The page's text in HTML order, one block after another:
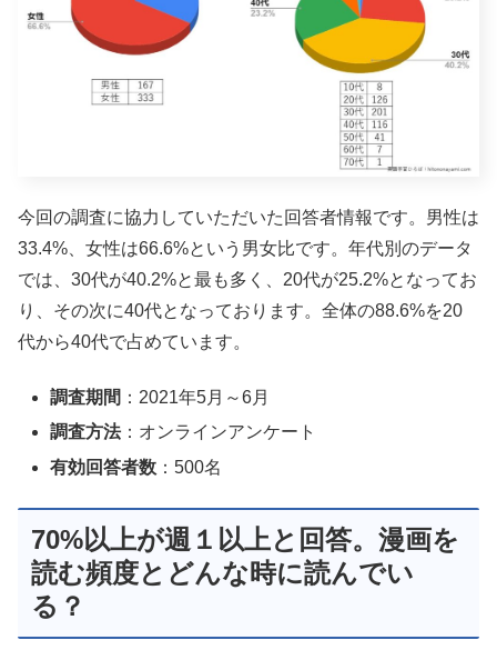
今回の調査に協力していただいた回答者情報です。男性は
33.4%、女性は66.6%という男女比です。年代別のデータ
では、30代が40.2%と最も多く、20代が25.2%となってお
り、その次に40代となっております。全体の88.6%を20
代から40代で占めています。
調査期間 ：2021年5月～6月
調査方法：オンラインアンケート
有効回答者数 ：500名
70%以上が週１以上と回答。漫画を
読む頻度とどんな時に読んでい
る？